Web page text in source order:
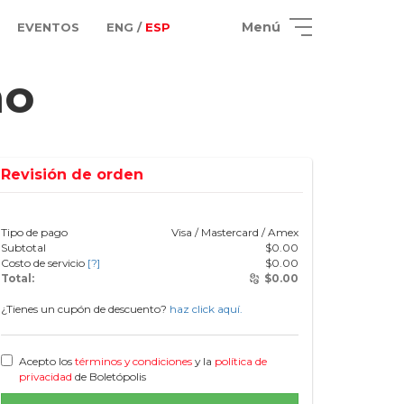
EVENTOS ENG / ESP Menú
Revisión de orden
Tipo de pago
Visa / Mastercard / Amex
Subtotal
$0.00
Costo de servicio [?] $0.00
Total:
$0.00
¿Tienes un cupón de descuento? haz click aquí.
Acepto los términos y condiciones y la política de
privacidad de Boletópolis